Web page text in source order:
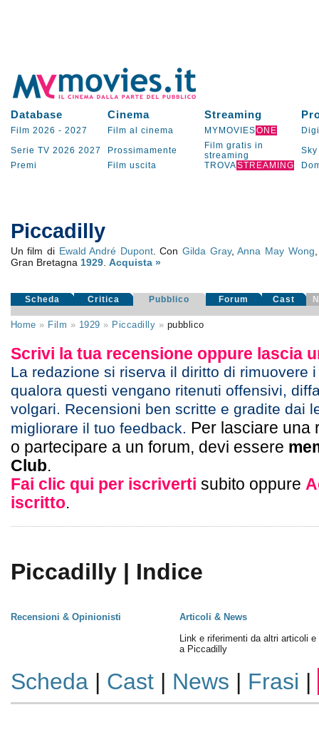
Database Cinema Streaming
Film 2026 - 2027 Film al cinema MYMOVIESONE
Serie TV 2026 2027 Prossimamente
Film gratis in
streaming
Sky
Premi
Film uscita TROVASTREAMING
Piccadilly
Un film di Ewald André Dupont. ConGilda Gray,Anna May Wong
Gran Bretagna 1929. Acquista »
Scheda Critica Pubblico Forum Cast
Home » Film » 1929 » Piccadilly » pubblico
Scrivi la tua recensione oppure lascia
La redazione si riserva il diritto di rimuovere
qualora questi vengano ritenuti offensivi,
volgari. Recensioni ben scritte e gradite dai
migliorare il tuo feedback. Per lasciare una
o partecipare a un forum, devi essere
Club.
Fai clic qui per iscriverti subito oppure
iscritto.
Piccadilly | Indice
Recensioni & Opinionisti
Articoli & News
Link e riferimenti da altri articoli e
a Piccadilly
Scheda| Cast| News | Frasi |